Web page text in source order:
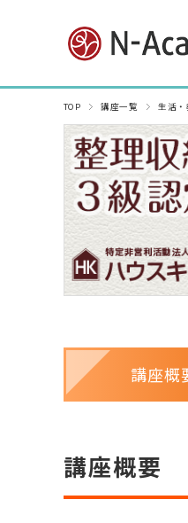
TOP 講座一覧 生活・
講座概
講座概要